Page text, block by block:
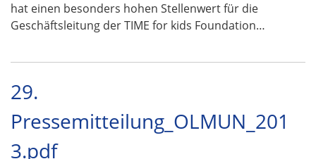
hat einen besonders hohen Stellenwert für die
Geschäftsleitung der TIME for kids Foundation…
29.
Pressemitteilung_OLMUN_201
3.pdf